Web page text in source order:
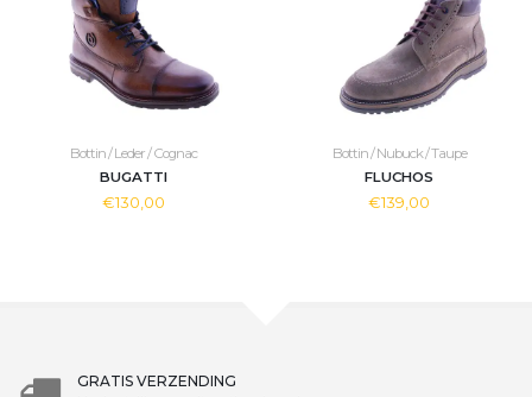
Bottin / Leder / Cognac
BUGATTI
€130,00
Bottin / Nubuck / Taupe
FLUCHOS
€139,00
GRATIS VERZENDING